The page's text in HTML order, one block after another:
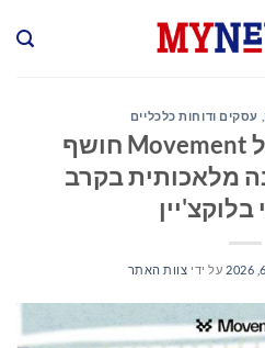
, עסקים ודוחות כלכליים
ההאקתון M1 של Movement חושף
בינה מלאכותית בקרב
על ידי צוות האתר